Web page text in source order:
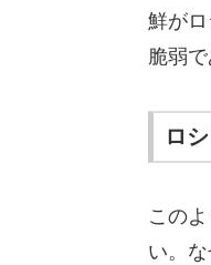
鮮が
脆弱
ロ
この
い。